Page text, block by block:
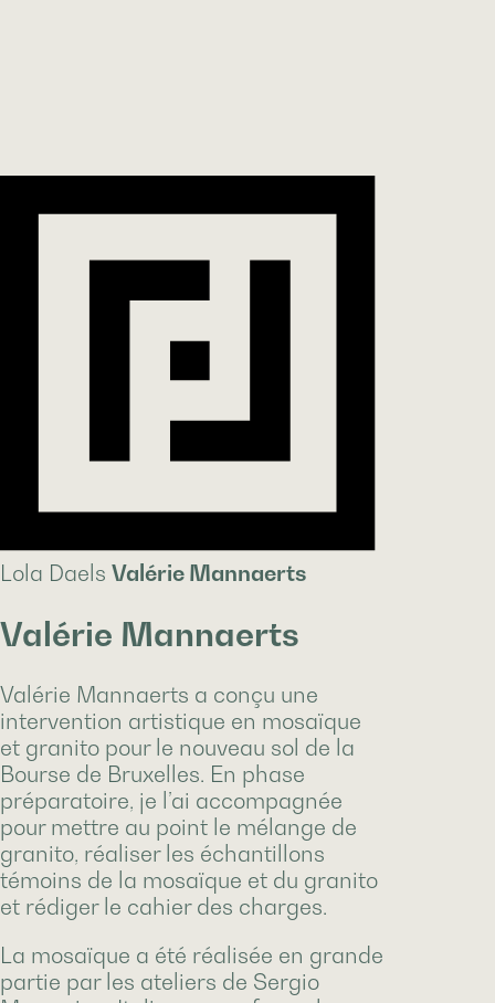
Lola Daels Valérie Mannaerts
Valérie Mannaerts
Valérie Mannaerts a conçu une
intervention artistique en mosaïque
et granito pour le nouveau sol de la
Bourse de Bruxelles. En phase
préparatoire, je l’ai accompagnée
pour mettre au point le mélange de
granito, réaliser les échantillons
témoins de la mosaïque et du granito
et rédiger le cahier des charges.
La mosaïque a été réalisée en grande
partie par les ateliers de Sergio